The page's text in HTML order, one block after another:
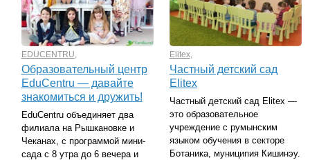
EDUCENTRU
Образовательный центр
EduCentru — давайте
знакомиться и дружить!
EduCentru объединяет два
филиала на Рышкановке и
Чеканах, с программой мини-
сада с 8 утра до 6 вечера и
Elitex,
Частный детский сад
Elitex
Частный детский сад Elitex —
это образовательное
учреждение с румынским
языком обучения в секторе
Ботаника, муниципия Кишинэу.